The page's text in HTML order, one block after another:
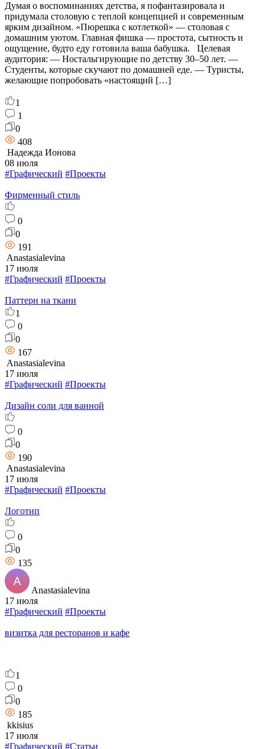
Думая о воспоминаниях детства, я пофантазировала и
придумала столовую с теплой концепцией и современным
ярким дизайном. «Пюрешка с котлеткой» — столовая с
домашним уютом. Главная фишка — простота, сытность и
ощущение, будто еду готовила ваша бабушка. Целевая
аудитория: — Ностальгирующие по детству 30–50 лет. —
Студенты, которые скучают по домашней еде. — Туристы,
желающие попробовать «настоящий […]
1
1
0
408
Надежда Ионова
08 июля
#Графический #Проекты
Фирменный стиль
0
0
191
Anastasialevina
17 июля
#Графический #Проекты
Паттерн на ткани
1
0
0
167
Anastasialevina
17 июля
#Графический #Проекты
Дизайн соли для ванной
0
0
190
Anastasialevina
17 июля
#Графический #Проекты
Логотип
0
0
135
Anastasialevina
17 июля
#Графический #Проекты
визитка для ресторанов и кафе
1
0
0
185
kkisius
17 июля
#Графический #Статьи